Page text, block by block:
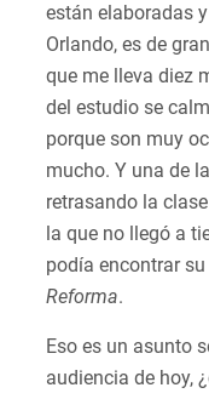
están elaboradas
Orlando, es de
que me lleva diez
del estudio se
porque son muy
mucho. Y una de
retrasando la
la que no llegó a
podía encontrar su
Reforma.
Eso es un asunto
audiencia de hoy,